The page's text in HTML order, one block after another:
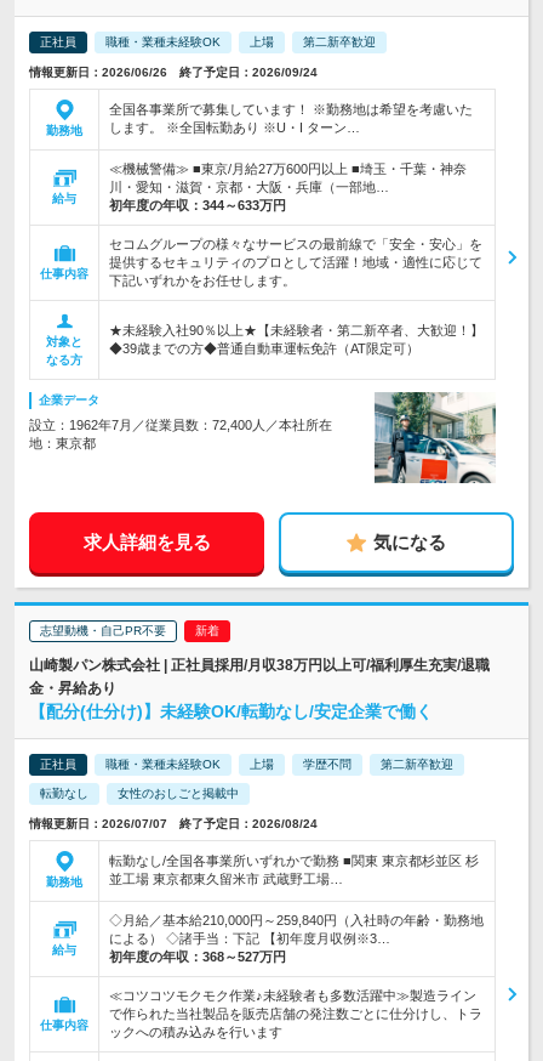
正社員 職種・業種未経験OK 上場 第二新卒歓迎
情報更新日：2026/06/26 終了予定日：2026/09/24
勤務地
全国各事業所で募集しています！ ※勤務地は希望を考慮いた
します。 ※全国転勤あり ※U・I ターン…
給与
≪機械警備≫ ■東京/月給27万600円以上 ■埼玉・千葉・神奈
川・愛知・滋賀・京都・大阪・兵庫（一部地…
初年度の年収： 344～633万円
仕事内容
セコムグループの様々なサービスの最前線で「安全・安心」を
提供するセキュリティのプロとして活躍！地域・適性に応じて
下記いずれかをお任せします。
対象と
なる方
★未経験入社90％以上★【未経験者・第二新卒者、大歓迎！】
◆39歳までの方◆普通自動車運転免許（AT限定可）
企業データ
設立：1962年7月／従業員数：72,400人／本社所在
地：東京都
求人詳細を見る 気になる
志望動機・自己PR不要
山崎製パン株式会社 | 正社員採用/月収38万円以上可/福利厚生充実/退職
金・昇給あり
【配分(仕分け)】未経験OK/転勤なし/安定企業で働く
正社員 職種・業種未経験OK 上場 学歴不問 第二新卒歓迎
転勤なし 女性のおしごと掲載中
情報更新日：2026/07/07 終了予定日：2026/08/24
勤務地
転勤なし/全国各事業所いずれかで勤務 ■関東 東京都杉並区 杉
並工場 東京都東久留米市 武蔵野工場…
給与
◇月給／基本給210,000円～259,840円（入社時の年齢・勤務地
による） ◇諸手当：下記 【初年度月収例※3…
初年度の年収： 368～527万円
仕事内容
≪コツコツモクモク作業♪未経験者も多数活躍中≫製造ライン
で作られた当社製品を販売店舗の発注数ごとに仕分けし、トラ
ックへの積み込みを行います